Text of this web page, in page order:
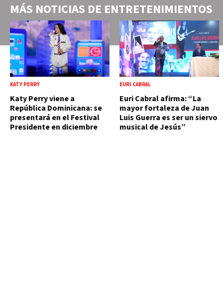
MÁS NOTICIAS DE ENTRETENIMIENTOS
KATY PERRY
Katy Perry viene a
República Dominicana: se
presentará en el Festival
Presidente en diciembre
EURI CABRAL
Euri Cabral afirma: “La
mayor fortaleza de Juan
Luis Guerra es ser un siervo
musical de Jesús”